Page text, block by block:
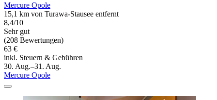
Mercure Opole
15,1 km von Turawa-Stausee entfernt
8,4/10
Sehr gut
(208 Bewertungen)
63 €
inkl. Steuern & Gebühren
30. Aug.–31. Aug.
Mercure Opole